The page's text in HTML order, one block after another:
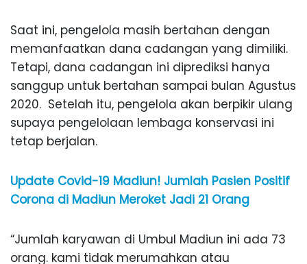
Saat ini, pengelola masih bertahan dengan
memanfaatkan dana cadangan yang dimiliki.
Tetapi, dana cadangan ini diprediksi hanya
sanggup untuk bertahan sampai bulan Agustus
2020. Setelah itu, pengelola akan berpikir ulang
supaya pengelolaan lembaga konservasi ini
tetap berjalan.
Update Covid-19 Madiun! Jumlah Pasien Positif
Corona di Madiun Meroket Jadi 21 Orang
“Jumlah karyawan di Umbul Madiun ini ada 73
orang. kami tidak merumahkan atau